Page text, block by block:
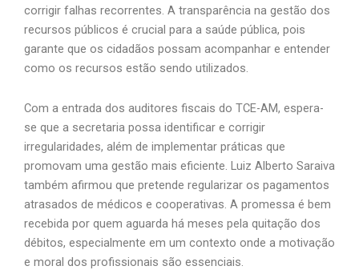
corrigir falhas recorrentes. A transparência na gestão dos
recursos públicos é crucial para a saúde pública, pois
garante que os cidadãos possam acompanhar e entender
como os recursos estão sendo utilizados.
Com a entrada dos auditores fiscais do TCE-AM, espera-
se que a secretaria possa identificar e corrigir
irregularidades, além de implementar práticas que
promovam uma gestão mais eficiente. Luiz Alberto Saraiva
também afirmou que pretende regularizar os pagamentos
atrasados de médicos e cooperativas. A promessa é bem
recebida por quem aguarda há meses pela quitação dos
débitos, especialmente em um contexto onde a motivação
e moral dos profissionais são essenciais.